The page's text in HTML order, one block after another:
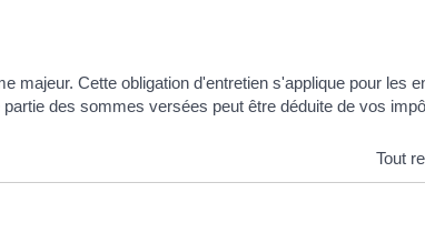
majeur. Cette obligation d'entretien s'applique pour les
des sommes versées peut être déduite de vos
Tout